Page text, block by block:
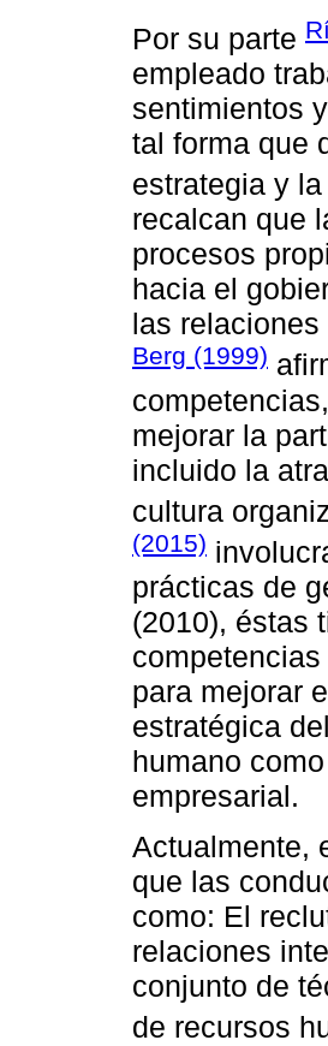
Por su parte
empleado
sentimientos
tal forma que
estrategia y
recalcan que
procesos
hacia el
las
Berg (1999)
mejorar la
incluido la
cultura
(2015)
prácticas de
(2010), éstas
para mejorar
estratégica
humano
empresarial.
Actualmente,
que las
como: El
relaciones
conjunto de
de recursos